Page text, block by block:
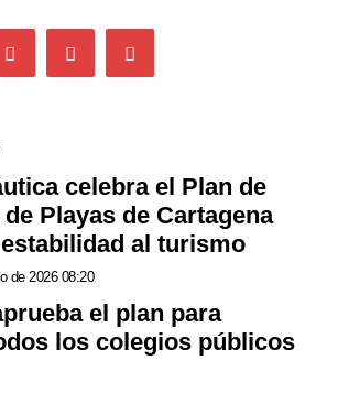
celebra el Plan de
Playas de Cartagena
al turismo
de 2026 08:20
el plan para
los colegios públicos